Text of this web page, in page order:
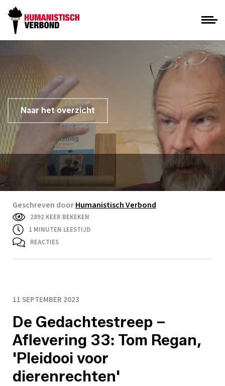
Naar het overzicht
Geschreven doorHumanistisch Verbond
2892 KEER BEKEKEN
1 MINUTEN LEESTIJD
REACTIES
11 SEPTEMBER 2023
De Gedachtestreep –
Aflevering 33: Tom Regan,
'Pleidooi voor
dierenrechten'